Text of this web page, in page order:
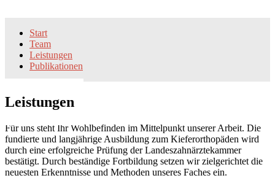
Start
Team
Leistungen
Publikationen
Leistungen
Für uns steht Ihr Wohlbefinden im Mittelpunkt unserer Arbeit. Die
fundierte und langjährige Ausbildung zum Kieferorthopäden wird
durch eine erfolgreiche Prüfung der Landeszahnärztekammer
bestätigt. Durch beständige Fortbildung setzen wir zielgerichtet die
neuesten Erkenntnisse und Methoden unseres Faches ein.